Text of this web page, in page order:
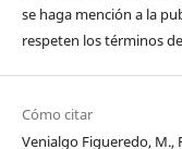
se haga mención a la
respeten los términos de
Cómo citar
Venialgo Figueredo, M.,